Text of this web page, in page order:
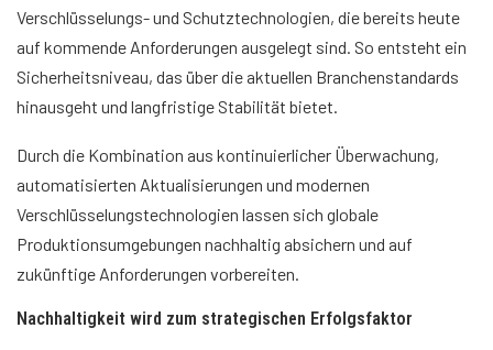
Verschlüsselungs- und Schutztechnologien, die bereits heute
auf kommende Anforderungen ausgelegt sind. So entsteht ein
Sicherheitsniveau, das über die aktuellen Branchenstandards
hinausgeht und langfristige Stabilität bietet.
Durch die Kombination aus kontinuierlicher Überwachung,
automatisierten Aktualisierungen und modernen
Verschlüsselungstechnologien lassen sich globale
Produktionsumgebungen nachhaltig absichern und auf
zukünftige Anforderungen vorbereiten.
Nachhaltigkeit wird zum strategischen Erfolgsfaktor